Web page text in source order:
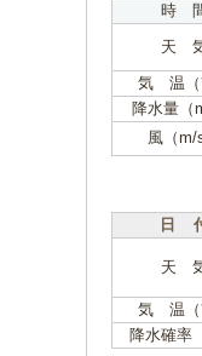
時
天
気 温
降水量（
風（m/
日
天
気 温
降水確率